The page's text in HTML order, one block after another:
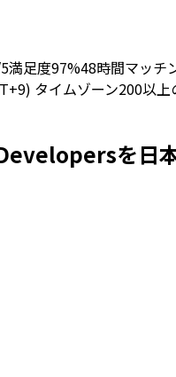
満足度97%48時間マッチ
タイムゾーン200以上
を日